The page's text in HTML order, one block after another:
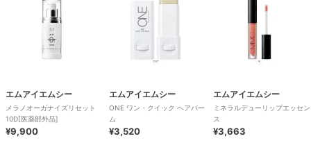
エムアイエムシー
メラノオーガナイズリセット
10D[医薬部外品]
¥9,900
エムアイエムシー
ONE ワン・クイック ヘアバー
ム
¥3,520
エムアイエムシー
ミネラルデューリップエッセン
ス
¥3,663